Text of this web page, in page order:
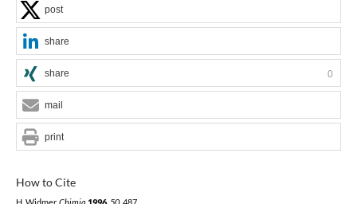
How to Cite
post
share
share 0
mail
print